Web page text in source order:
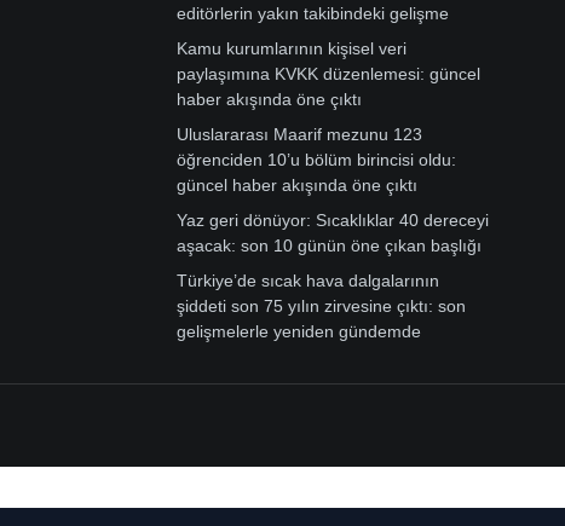
editörlerin yakın takibindeki gelişme
Kamu kurumlarının kişisel veri
paylaşımına KVKK düzenlemesi: güncel
haber akışında öne çıktı
Uluslararası Maarif mezunu 123
öğrenciden 10’u bölüm birincisi oldu:
güncel haber akışında öne çıktı
Yaz geri dönüyor: Sıcaklıklar 40 dereceyi
aşacak: son 10 günün öne çıkan başlığı
Türkiye’de sıcak hava dalgalarının
şiddeti son 75 yılın zirvesine çıktı: son
gelişmelerle yeniden gündemde